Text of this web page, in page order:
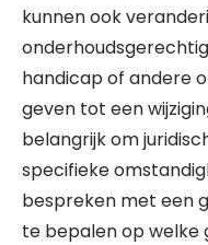
kunnen ook
handicap of andere
geven tot een
belangrijk om
specifieke
bespreken met een
te bepalen op welke